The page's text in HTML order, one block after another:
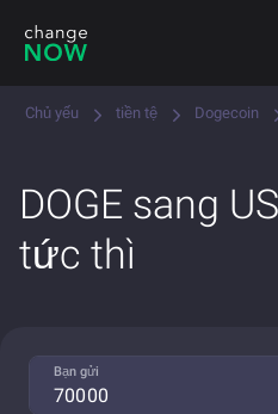
Chủ yếu tiền tệ Dogecoin
DOGE sang
tức thì
Bạn gửi